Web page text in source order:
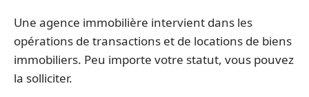
Une agence immobilière intervient dans les
opérations de transactions et de locations de biens
immobiliers. Peu importe votre statut, vous pouvez
la solliciter.